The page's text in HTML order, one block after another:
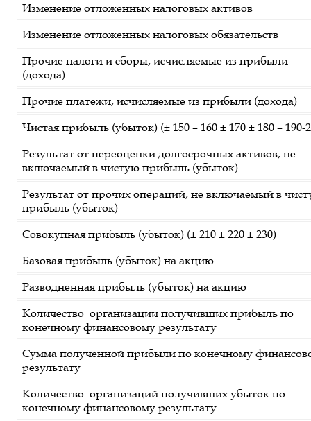
Изменение отложенных налоговых активов
Изменение отложенных налоговых обязательств
Прочие налоги и сборы, исчисляемые из прибыли
(дохода)
Прочие платежи, исчисляемые из прибыли (дохода)
Чистая прибыль (убыток) (± 150 – 160 ± 170 ± 180 – 190-
Результат от переоценки долгосрочных активов, не
включаемый в чистую прибыль (убыток)
Результат от прочих операций, не включаемый в
прибыль (убыток)
Совокупная прибыль (убыток) (± 210 ± 220 ± 230)
Базовая прибыль (убыток) на акцию
Разводненная прибыль (убыток) на акцию
Количество организаций получивших прибыль по
конечному финансовому результату
Сумма полученной прибыли по конечному
результату
Количество организаций получивших убыток по
конечному финансовому результату